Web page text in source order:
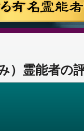
）霊能者の